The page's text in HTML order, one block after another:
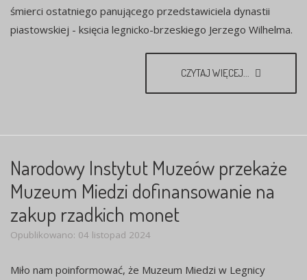
śmierci ostatniego panującego przedstawiciela dynastii
piastowskiej - księcia legnicko-brzeskiego Jerzego Wilhelma.
CZYTAJ WIĘCEJ...
Narodowy Instytut Muzeów przekaże
Muzeum Miedzi dofinansowanie na
zakup rzadkich monet
Opublikowano: 04 listopad 2024
Miło nam poinformować, że Muzeum Miedzi w Legnicy